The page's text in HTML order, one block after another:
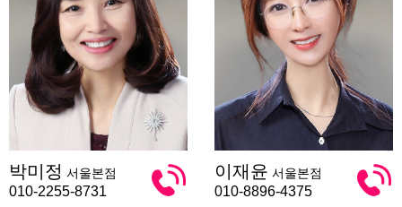
미
정
박미정 서울본점
010-2255-8731
재
윤
이재윤 서울본점
010-8896-4375